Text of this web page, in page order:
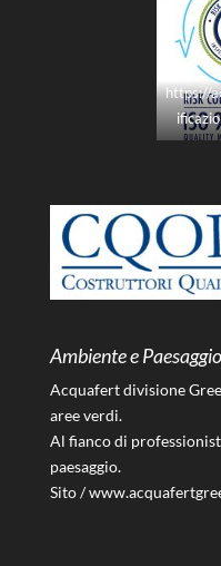
https://
Ambiente e Paesaggio
Acquafert divisione
aree verdi.
Al fianco di
paesaggio.
Sito /